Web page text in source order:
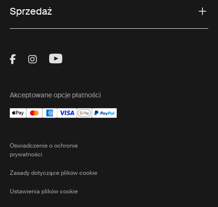
Sprzedaż
Visit Thule on Facebook (external link)
Visit Thule on Instagram (external link)
Visit Thule on Youtube (external
Akceptowane opcje płatności
Oświadczenie o ochronie
prywatności
Zasady dotyczące plików cookie
Ustawienia plików cookie